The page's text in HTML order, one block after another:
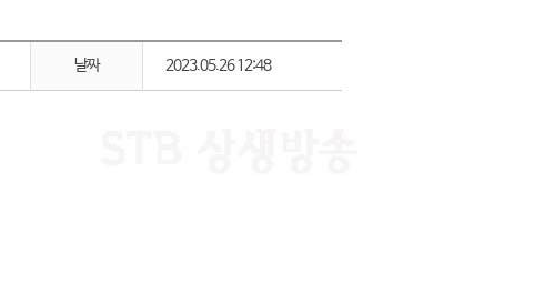
날짜 2023.05.26 12:48